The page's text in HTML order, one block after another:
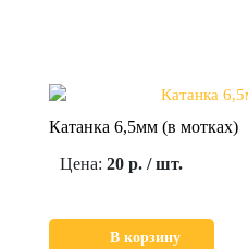
Катанка 6,5мм (в мотках)
Цена: 20 р. / шт.
В корзину